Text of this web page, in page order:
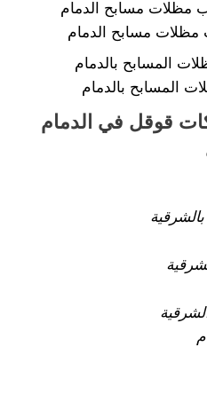
مظلات مسابح الدمام
المسابح بالدمام
قوقل في الدمام